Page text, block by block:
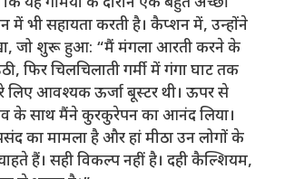
में भी सहायता करती है। कैप्शन में, उन्होंने
जो शुरू हुआ: “मैं मंगला आरती करने के
फिर चिलचिलाती गर्मी में गंगा घाट तक
लिए आवश्यक ऊर्जा बूस्टर थी। ऊपर से
के साथ मैंने कुरकुरेपन का आनंद लिया।
का मामला है और हां मीठा उन लोगों के
हैं। सही विकल्प नहीं है। दही कैल्शियम,